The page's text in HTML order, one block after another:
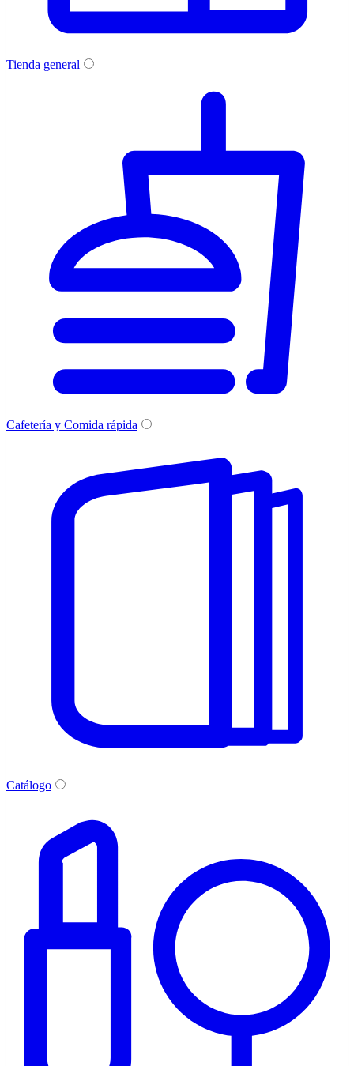
Tienda general
Cafetería y Comida rápida
Catálogo